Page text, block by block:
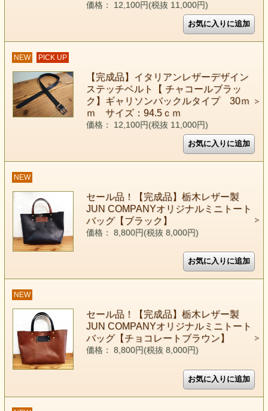
価格： 12,100円(税抜 11,000円)
NEW PICK UP
【完成品】イタリアンレザーデザイン
ステッチベルト【 チャコールブラッ
ク】ギャリソンバックルタイプ 30ｍ
ｍ サイズ：94.5ｃｍ
価格： 12,100円(税抜 11,000円)
NEW
セール品！【完成品】栃木レザー製
JUN COMPANYオリジナルミニトート
バッグ【ブラック】
価格： 8,800円(税抜 8,000円)
NEW
セール品！【完成品】栃木レザー製
JUN COMPANYオリジナルミニトート
バッグ【チョコレートブラウン】
価格： 8,800円(税抜 8,000円)